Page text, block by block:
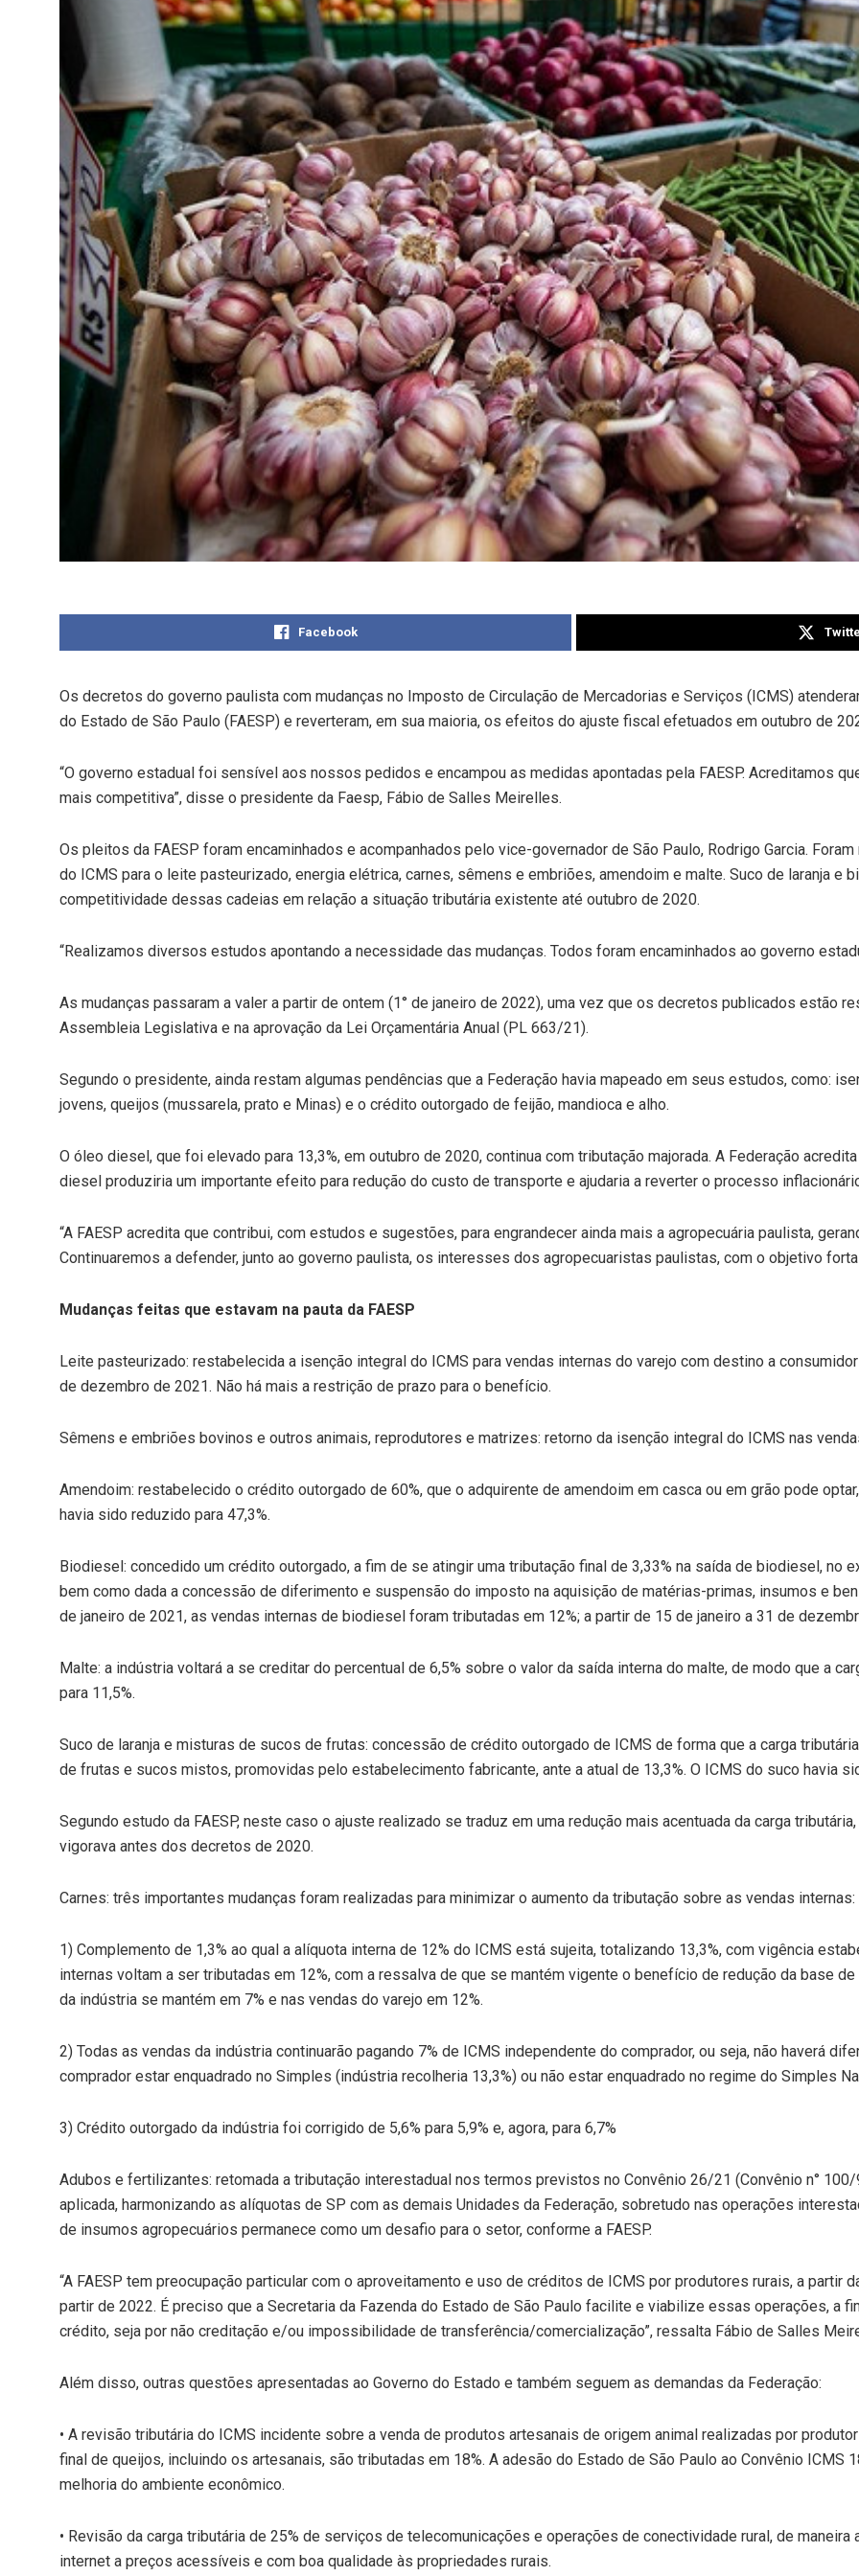
Facebook
Os decretos do governo paulista com mudanças no Imposto de Circulação de Mercadorias e Serviços (ICMS)
do Estado de São Paulo (FAESP) e reverteram, em sua maioria, os efeitos do ajuste fiscal efetuados em outubro de
“O governo estadual foi sensível aos nossos pedidos e encampou as medidas apontadas pela FAESP. Acreditamos
mais competitiva”, disse o presidente da Faesp, Fábio de Salles Meirelles.
Os pleitos da FAESP foram encaminhados e acompanhados pelo vice-governador de São Paulo, Rodrigo Garcia.
do ICMS para o leite pasteurizado, energia elétrica, carnes, sêmens e embriões, amendoim e malte. Suco de laranja e
competitividade dessas cadeias em relação a situação tributária existente até outubro de 2020.
“Realizamos diversos estudos apontando a necessidade das mudanças. Todos foram encaminhados ao governo
As mudanças passaram a valer a partir de ontem (1° de janeiro de 2022), uma vez que os decretos publicados estão
Assembleia Legislativa e na aprovação da Lei Orçamentária Anual (PL 663/21).
Segundo o presidente, ainda restam algumas pendências que a Federação havia mapeado em seus estudos, como:
jovens, queijos (mussarela, prato e Minas) e o crédito outorgado de feijão, mandioca e alho.
O óleo diesel, que foi elevado para 13,3%, em outubro de 2020, continua com tributação majorada. A Federação
diesel produziria um importante efeito para redução do custo de transporte e ajudaria a reverter o processo
“A FAESP acredita que contribui, com estudos e sugestões, para engrandecer ainda mais a agropecuária paulista,
Continuaremos a defender, junto ao governo paulista, os interesses dos agropecuaristas paulistas, com o objetivo
Mudanças feitas que estavam na pauta da FAESP
Leite pasteurizado: restabelecida a isenção integral do ICMS para vendas internas do varejo com destino a
de dezembro de 2021. Não há mais a restrição de prazo para o benefício.
Sêmens e embriões bovinos e outros animais, reprodutores e matrizes: retorno da isenção integral do ICMS nas
Amendoim: restabelecido o crédito outorgado de 60%, que o adquirente de amendoim em casca ou em grão pode
havia sido reduzido para 47,3%.
Biodiesel: concedido um crédito outorgado, a fim de se atingir uma tributação final de 3,33% na saída de biodiesel, no
bem como dada a concessão de diferimento e suspensão do imposto na aquisição de matérias-primas, insumos e
de janeiro de 2021, as vendas internas de biodiesel foram tributadas em 12%; a partir de 15 de janeiro a 31 de
Malte: a indústria voltará a se creditar do percentual de 6,5% sobre o valor da saída interna do malte, de modo que a
para 11,5%.
Suco de laranja e misturas de sucos de frutas: concessão de crédito outorgado de ICMS de forma que a carga
de frutas e sucos mistos, promovidas pelo estabelecimento fabricante, ante a atual de 13,3%. O ICMS do suco havia
Segundo estudo da FAESP, neste caso o ajuste realizado se traduz em uma redução mais acentuada da carga
vigorava antes dos decretos de 2020.
Carnes: três importantes mudanças foram realizadas para minimizar o aumento da tributação sobre as vendas internas:
1) Complemento de 1,3% ao qual a alíquota interna de 12% do ICMS está sujeita, totalizando 13,3%, com vigência
internas voltam a ser tributadas em 12%, com a ressalva de que se mantém vigente o benefício de redução da base
da indústria se mantém em 7% e nas vendas do varejo em 12%.
2) Todas as vendas da indústria continuarão pagando 7% de ICMS independente do comprador, ou seja, não haverá
comprador estar enquadrado no Simples (indústria recolheria 13,3%) ou não estar enquadrado no regime do Simples
3) Crédito outorgado da indústria foi corrigido de 5,6% para 5,9% e, agora, para 6,7%
Adubos e fertilizantes: retomada a tributação interestadual nos termos previstos no Convênio 26/21 (Convênio n°
aplicada, harmonizando as alíquotas de SP com as demais Unidades da Federação, sobretudo nas operações
de insumos agropecuários permanece como um desafio para o setor, conforme a FAESP.
“A FAESP tem preocupação particular com o aproveitamento e uso de créditos de ICMS por produtores rurais, a
partir de 2022. É preciso que a Secretaria da Fazenda do Estado de São Paulo facilite e viabilize essas operações, a
crédito, seja por não creditação e/ou impossibilidade de transferência/comercialização”, ressalta Fábio de Salles
Além disso, outras questões apresentadas ao Governo do Estado e também seguem as demandas da Federação:
• A revisão tributária do ICMS incidente sobre a venda de produtos artesanais de origem animal realizadas por
final de queijos, incluindo os artesanais, são tributadas em 18%. A adesão do Estado de São Paulo ao Convênio ICMS
melhoria do ambiente econômico.
• Revisão da carga tributária de 25% de serviços de telecomunicações e operações de conectividade rural, de
internet a preços acessíveis e com boa qualidade às propriedades rurais.